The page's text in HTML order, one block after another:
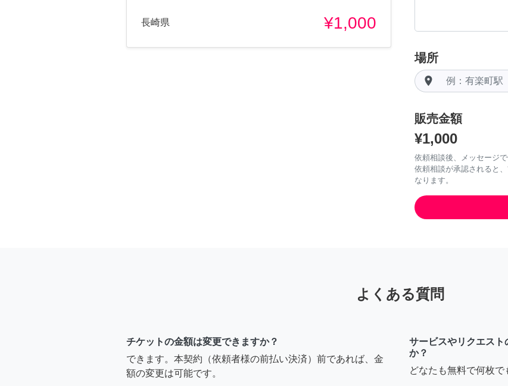
長崎県 ¥1,000
場所
room
販売金額
¥1,000
依頼相談後、メッセージ
依頼相談が承認されると
なります。
よくある質問
チケットの金額は変更できますか？
できます。本契約（依頼者様の前払い決済）前であれば、金
額の変更は可能です。
サービスやリクエス
か？
どなたも無料で何枚で